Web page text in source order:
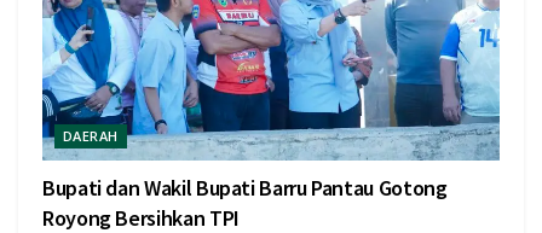
DAERAH
Bupati dan Wakil Bupati Barru Pantau Gotong
Royong Bersihkan TPI